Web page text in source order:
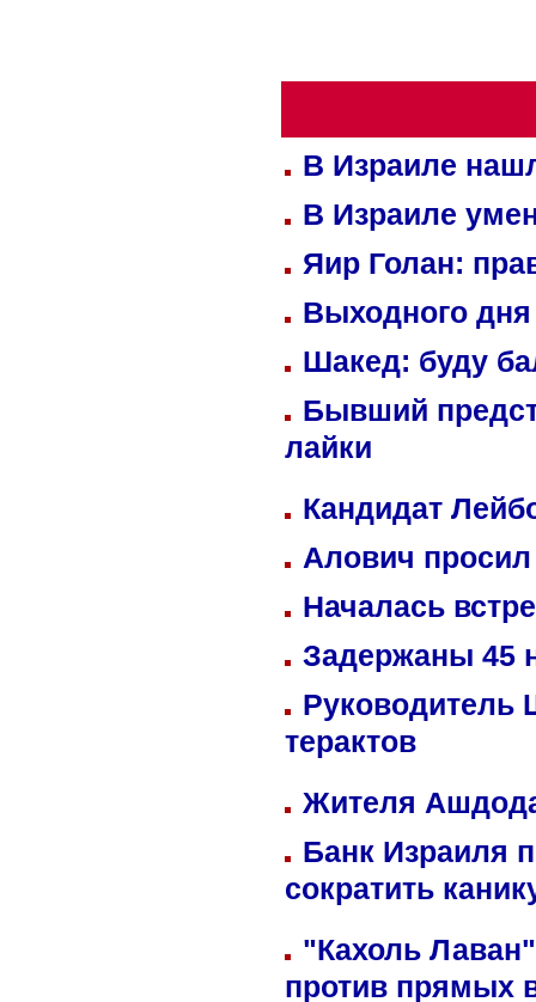
В Израиле
В Израиле
Яир Голан:
Выходного
Шакед: буду
Бывший
лайки
Кандидат
Алович просил
Началась
Задержаны 45
Руководитель
терактов
Жителя
Банк Израиля
сократить
"Кахоль